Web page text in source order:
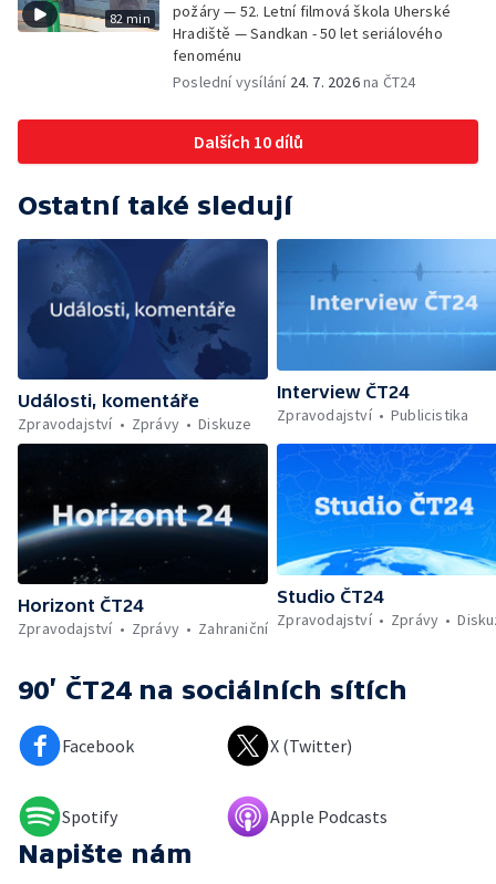
82 min
požáry — 52. Letní filmová škola Uherské
Hradiště — Sandkan - 50 let seriálového
fenoménu
Poslední vysílání 24. 7. 2026na ČT24
Dalších 10 dílů
Ostatní také sledují
Události, komentáře
Zpravodajství
Zprávy Diskuze
Interview ČT24
Zpravodajství
Publicistika
Horizont ČT24
Zpravodajství
Zprávy Zahraniční
Studio ČT24
Zpravodajství
Zprávy
90’ ČT24 na sociálních sítích
Facebook X (Twitter)
Spotify Apple Podcasts
Napište nám